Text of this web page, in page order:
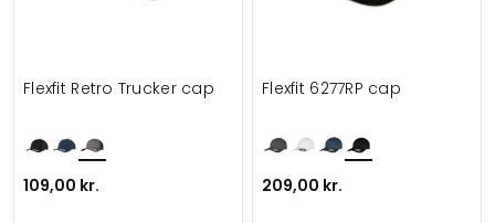
Flexfit Retro Trucker cap
109,00 kr.
Flexfit 6277RP cap
209,00 kr.